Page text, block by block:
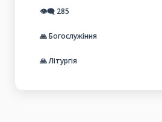
👁️‍🗨️ 285
🙏 Богослужіння
🙏 Літургія